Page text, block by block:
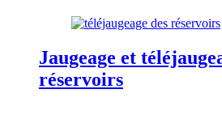
Jaugeage et
réservoirs